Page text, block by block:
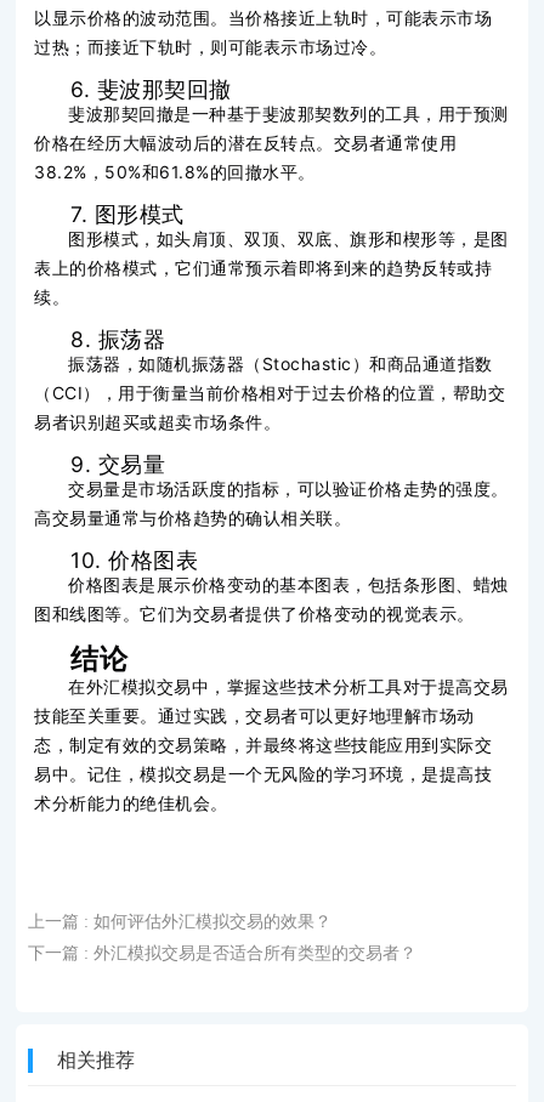
以显示价格的波动范围。当价格接近上轨时，可能表示市场
过热；而接近下轨时，则可能表示市场过冷。
6. 斐波那契回撤
斐波那契回撤是一种基于斐波那契数列的工具，用于预测
价格在经历大幅波动后的潜在反转点。交易者通常使用
38.2%，50%和61.8%的回撤水平。
7. 图形模式
图形模式，如头肩顶、双顶、双底、旗形和楔形等，是图
表上的价格模式，它们通常预示着即将到来的趋势反转或持
续。
8. 振荡器
振荡器，如随机振荡器（Stochastic）和商品通道指数
（CCI），用于衡量当前价格相对于过去价格的位置，帮助交
易者识别超买或超卖市场条件。
9. 交易量
交易量是市场活跃度的指标，可以验证价格走势的强度。
高交易量通常与价格趋势的确认相关联。
10. 价格图表
价格图表是展示价格变动的基本图表，包括条形图、蜡烛
图和线图等。它们为交易者提供了价格变动的视觉表示。
结论
在外汇模拟交易中，掌握这些技术分析工具对于提高交易
技能至关重要。通过实践，交易者可以更好地理解市场动
态，制定有效的交易策略，并最终将这些技能应用到实际交
易中。记住，模拟交易是一个无风险的学习环境，是提高技
术分析能力的绝佳机会。
上一篇 : 如何评估外汇模拟交易的效果？
下一篇 : 外汇模拟交易是否适合所有类型的交易者？
相关推荐